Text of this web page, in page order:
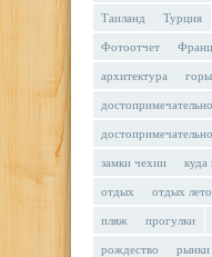
Таиланд Турция
Фотоотчет
архитектура горы
замки чехии куда
отдых отдых
пляж прогулки
рождество рынки